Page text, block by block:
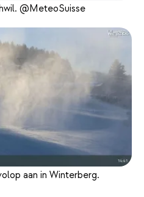
@MeteoSuisse
aan in Winterberg.